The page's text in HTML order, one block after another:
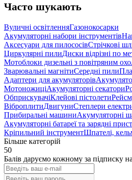
Часто шукають
Вуличні освітленняГазонокосарки
Акумуляторні набори інструментів
Аксесуари для пилососівCтрічкові
Циркулярні пилиДиски відрізні по
Мотоблоки дизельні з повітряним
Зварювальні магнітиСередні пили
Адаптери для акумуляторів
МотоножиціАкумуляторні секатори
ОбприскувачіКлейові пістолети
ВіброплитиДвигуниСтеплери
Прибиральні машиниАкумуляторні
Акумуляторні батареї та зарядні
Кріпильний інструментШпателі,
Більше категорій
50
Балів даруємо кожному за підписку